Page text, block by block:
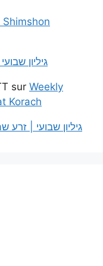
גיליון
sur Weekly
Korach
גיליון שבועי |